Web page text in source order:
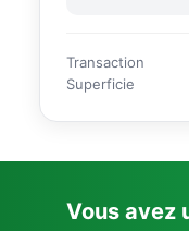
Transaction
Superficie
Vous avez